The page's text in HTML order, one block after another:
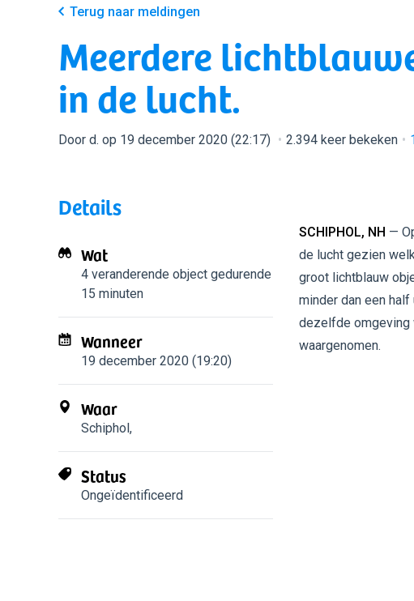
Terug naar meldingen
Meerdere
in de lucht.
Door d. op 19 december 2020 (22:17) 2.394 keer bekeken
Details
Wat
4 veranderende object gedurende
15 minuten
Wanneer
19 december 2020 (19:20)
Waar
Schiphol,
Status
Ongeïdentificeerd
SCHIPHOL, NH —
de lucht gezien
groot lichtblauw
minder dan een
dezelfde omgeving
waargenomen.